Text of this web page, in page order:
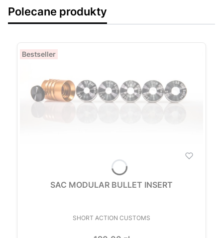
Polecane produkty
Bestseller
SAC MODULAR BULLET INSERT
PRODUCENT
SHORT ACTION CUSTOMS